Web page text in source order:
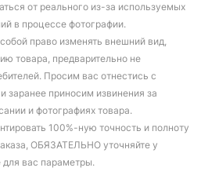
от реального из-за используемых
в процессе фотографии.
право изменять внешний вид,
товара, предварительно не
Просим вас отнестись с
заранее приносим извинения за
и фотографиях товара.
100%-ную точность и полноту
ОБЯЗАТЕЛЬНО уточняйте у
вас параметры.